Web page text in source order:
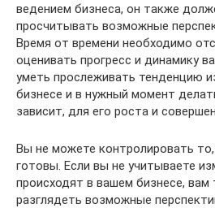
ведением бизнеса, он также
просчитывать возможные
Время от времени необходимо
оценивать прогресс и динамику
уметь прослеживать тенденцию
бизнесе и в нужный момент
зависит, для его роста и
Вы не можете контролировать
готовы. Если вы не учитываете
происходят в вашем бизнесе, вам
разглядеть возможные